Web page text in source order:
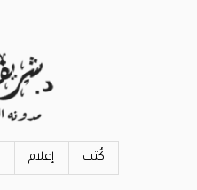
كُتب إعلام